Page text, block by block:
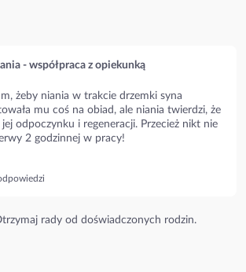
- współpraca z opiekunką
żeby niania w trakcie drzemki syna
mu coś na obiad, ale niania twierdzi, że
odpoczynku i regeneracji. Przecież nikt nie
2 godzinnej w pracy!
rady od doświadczonych rodzin.